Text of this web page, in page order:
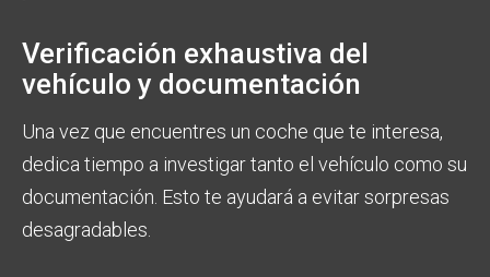
Verificación exhaustiva del
vehículo y documentación
Una vez que encuentres un coche que te interesa,
dedica tiempo a investigar tanto el vehículo como su
documentación. Esto te ayudará a evitar sorpresas
desagradables.